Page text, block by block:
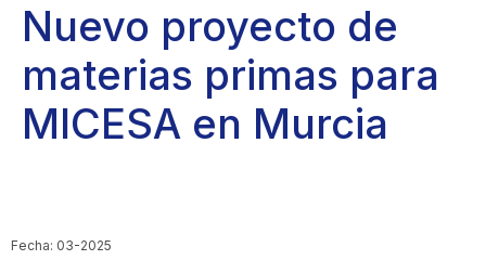
Nuevo proyecto de
materias primas para
MICESA en Murcia
Fecha: 03-2025